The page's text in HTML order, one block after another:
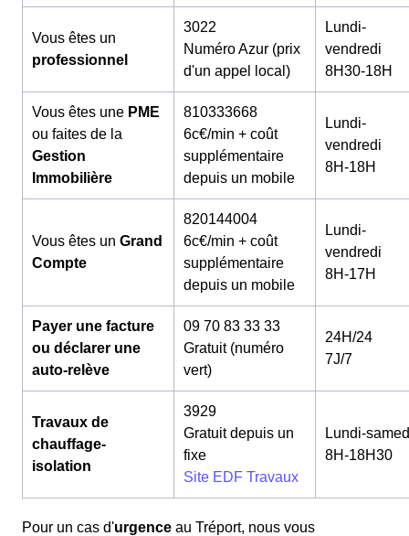
Vous êtes un
professionnel
3022
Numéro Azur (prix
d'un appel local)
Lundi-
vendredi
8H30-18H
Vous êtes une PME
ou faites de la
Gestion
Immobilière
810333668
6c€/min + coût
supplémentaire
depuis un mobile
Lundi-
vendredi
8H-18H
Vous êtes un Grand
Compte
820144004
6c€/min + coût
supplémentaire
depuis un mobile
Lundi-
vendredi
8H-17H
Payer une facture
ou déclarer une
auto-relève
09 70 83 33 33
Gratuit (numéro
vert)
24H/24
7J/7
Travaux de
chauffage-
isolation
3929
Gratuit depuis un
fixe
Site EDF Travaux
Lundi-
8H-18H30
Pour un cas d'urgence au Tréport, nous vous